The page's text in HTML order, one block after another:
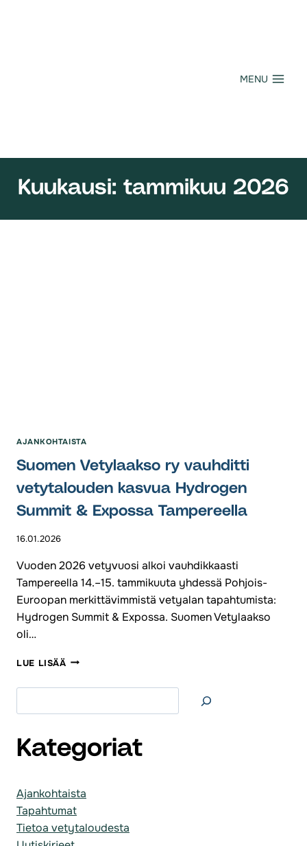
MENU
Kuukausi: tammikuu 2026
AJANKOHTAISTA
Suomen Vetylaakso ry vauhditti
vetytalouden kasvua Hydrogen
Summit & Expossa Tampereella
16.01.2026
Vuoden 2026 vetyvuosi alkoi vauhdikkaasti
Tampereella 14.–15. tammikuuta yhdessä Pohjois-
Euroopan merkittävimmistä vetyalan tapahtumista:
Hydrogen Summit & Expossa. Suomen Vetylaakso
oli…
LUE LISÄÄ SUOMEN
RY
VETYTALOUDEN
HYDROGEN
SUMMIT
TAMPEREELLA
Kategoriat
Ajankohtaista
Tapahtumat
Tietoa vetytaloudesta